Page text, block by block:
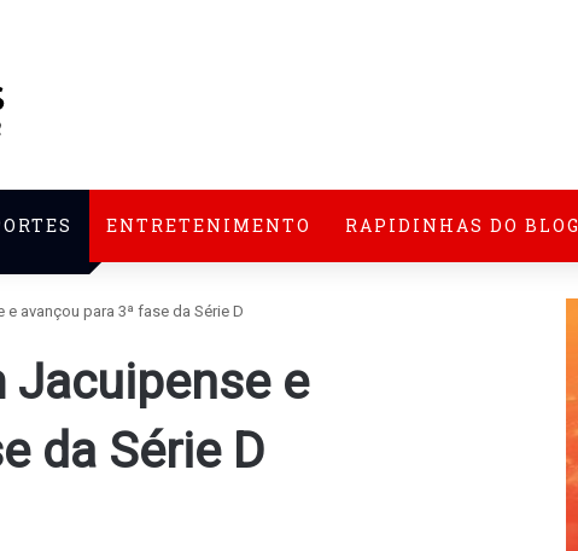
ENTRETENIMENTO RAPIDINHAS DO BLOG
avançou para 3ª fase da Série D
Jacuipense e
da Série D